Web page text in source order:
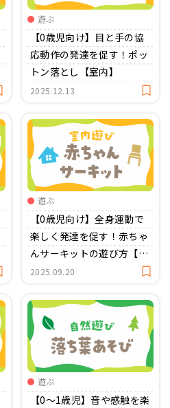
遊ぶ
【0歳児向け】目と手の協
応動作の発達を促す！ポッ
トン落とし【室内】
2025.12.13
遊ぶ
【0歳児向け】全身運動で
楽しく発達を促す！赤ちゃ
んサーキットの遊び方【室
内】
2025.09.20
遊ぶ
【0～1歳児】音や感触を楽